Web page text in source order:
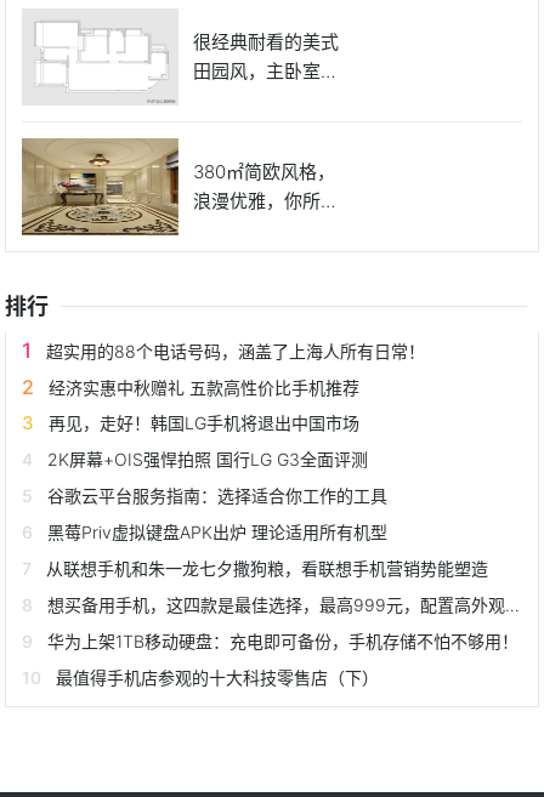
很经典耐看的美式
田园风，主卧室的
380㎡简欧风格，
浪漫优雅，你所向
排行
超实用的88个电话号码，涵盖了上海人所有日常！
经济实惠中秋赠礼 五款高性价比手机推荐
再见，走好！韩国LG手机将退出中国市场
2K屏幕+OIS强悍拍照 国行LG G3全面评测
谷歌云平台服务指南：选择适合你工作的工具
黑莓Priv虚拟键盘APK出炉 理论适用所有机型
从联想手机和朱一龙七夕撒狗粮，看联想手机营销势能塑造
想买备用手机，这四款是最佳选择，最高999元，配置高外观上档次
华为上架1TB移动硬盘：充电即可备份，手机存储不怕不够用！
最值得手机店参观的十大科技零售店（下）